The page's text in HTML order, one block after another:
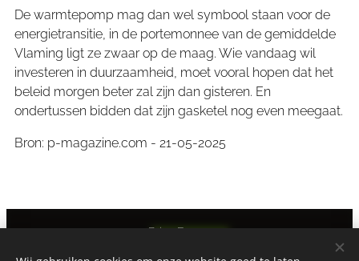
De warmtepomp mag dan wel symbool staan voor de
energietransitie, in de portemonnee van de gemiddelde
Vlaming ligt ze zwaar op de maag. Wie vandaag wil
investeren in duurzaamheid, moet vooral hopen dat het
beleid morgen beter zal zijn dan gisteren. En
ondertussen bidden dat zijn gasketel nog even meegaat.
Bron: p-magazine.com - 21-05-2025
Brisa Fresca
Alle rechten voorbehouden 1996-2026